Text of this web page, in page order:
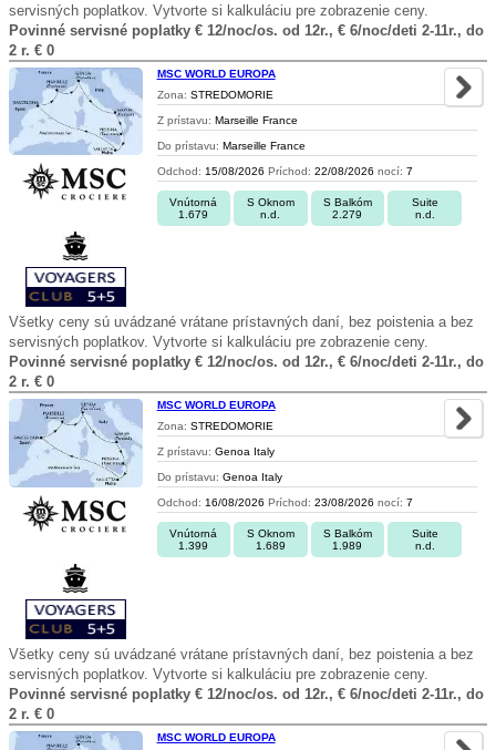
servisných poplatkov. Vytvorte si kalkuláciu pre zobrazenie ceny.
Povinné servisné poplatky € 12/noc/os. od 12r., € 6/noc/deti 2-11r., do
2 r. € 0
MSC WORLD EUROPA
Zona: STREDOMORIE
Z prístavu: Marseille France
Do prístavu: Marseille France
Odchod: 15/08/2026 Príchod: 22/08/2026 nocí: 7
Vnútorná
1.679
S Oknom
n.d.
S Balkóm
2.279
Suite
n.d.
Všetky ceny sú uvádzané vrátane prístavných daní, bez poistenia a bez
servisných poplatkov. Vytvorte si kalkuláciu pre zobrazenie ceny.
Povinné servisné poplatky € 12/noc/os. od 12r., € 6/noc/deti 2-11r., do
2 r. € 0
MSC WORLD EUROPA
Zona: STREDOMORIE
Z prístavu: Genoa Italy
Do prístavu: Genoa Italy
Odchod: 16/08/2026 Príchod: 23/08/2026 nocí: 7
Vnútorná
1.399
S Oknom
1.689
S Balkóm
1.989
Suite
n.d.
Všetky ceny sú uvádzané vrátane prístavných daní, bez poistenia a bez
servisných poplatkov. Vytvorte si kalkuláciu pre zobrazenie ceny.
Povinné servisné poplatky € 12/noc/os. od 12r., € 6/noc/deti 2-11r., do
2 r. € 0
MSC WORLD EUROPA